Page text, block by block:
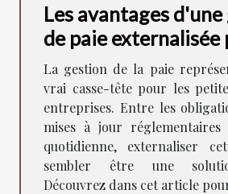
Les avantages
de paie externalisée
PME
La gestion de la paie
vrai casse-tête pour les
entreprises. Entre les
mises à jour
quotidienne, externaliser
sembler être une
Découvrez dans cet article